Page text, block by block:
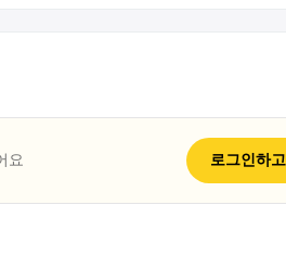
요 로그인하고